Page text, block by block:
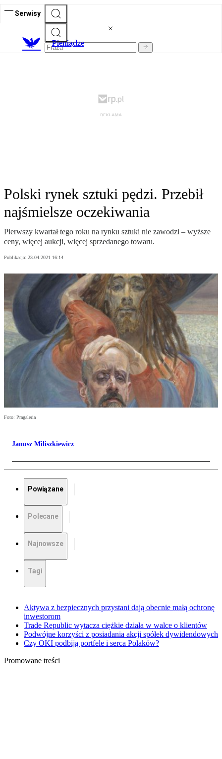
Serwisy
Pieniądze
Polski rynek sztuki pędzi. Przebił
najśmielsze oczekiwania
Pierwszy kwartał tego roku na rynku sztuki nie zawodzi – wyższe
ceny, więcej aukcji, więcej sprzedanego towaru.
Publikacja: 23.04.2021 16:14
Foto: Pragaleria
Janusz Miliszkiewicz
Powiązane
Polecane
Najnowsze
Tagi
Aktywa z bezpiecznych przystani dają obecnie małą ochronę
inwestorom
Trade Republic wytacza ciężkie działa w walce o klientów
Podwójne korzyści z posiadania akcji spółek dywidendowych
Czy OKI podbiją portfele i serca Polaków?
Promowane treści